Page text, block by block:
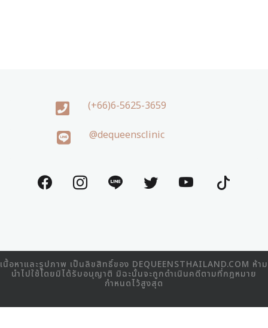
(+66)6-5625-3659
@dequeensclinic
เนื้อหาและรูปภาพ เป็นลิขสิทธิ์ของ DEQUEENSTHAILAND.COM ห้าม
นำไปใช้โดยมิได้รับอนุญาติ มิฉะนั้นจะถูกดำเนินคดีตามที่กฎหมาย
กำหนดไว้สูงสุด